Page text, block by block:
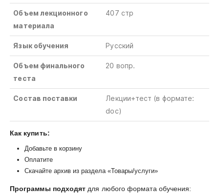
Объем лекционного
материала
407 стр
Язык обучения Русский
Объем финального
теста
20 вопр.
Состав поставки Лекции+тест (в формате:
doc)
Как купить:
Добавьте в корзину
Оплатите
Скачайте архив из раздела «Товары/услуги»
Программы подходят для любого формата обучения: